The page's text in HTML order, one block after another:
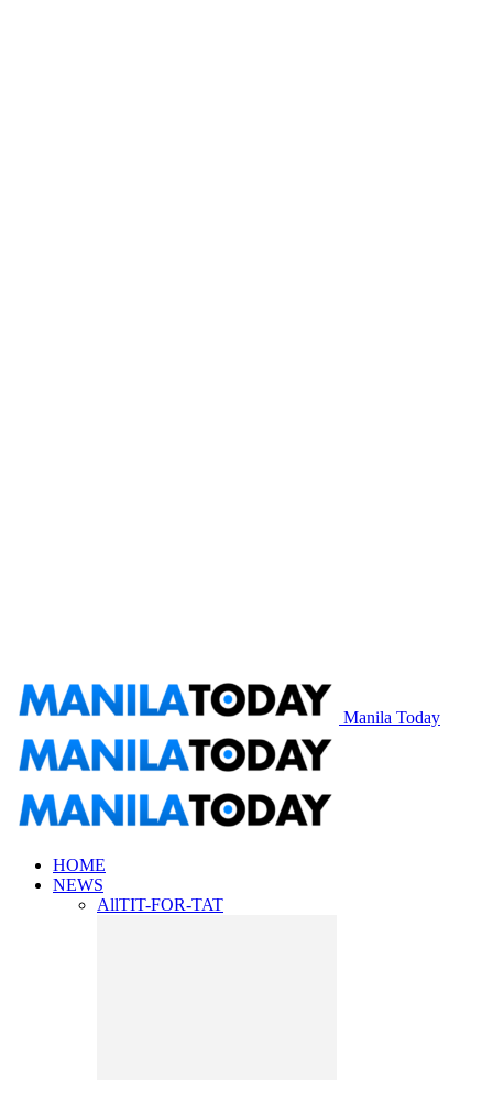
Manila Today
HOME
NEWS
AllTIT-FOR-TAT